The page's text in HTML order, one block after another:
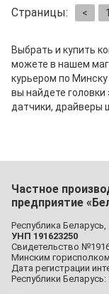
Страницы: < 1
Выбрать и купить
можете в нашем
курьером по
вы найдете головки
датчики, драйверы
Частное
предприятие
Республика Беларусь,
УНП 191623250
Свидетельство
Минским
Дата регистрации
Республики Беларусь: